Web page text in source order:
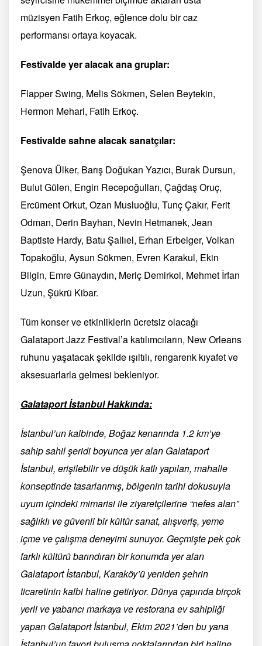
müzisyen Fatih Erkoç, eğlence dolu bir caz
performansı ortaya koyacak.
Festivalde yer alacak ana gruplar:
Flapper Swing, Melis Sökmen, Selen Beytekin,
Hermon Mehari, Fatih Erkoç.
Festivalde sahne alacak sanatçılar:
Şenova Ülker, Barış Doğukan Yazıcı, Burak Dursun,
Bulut Gülen, Engin Recepoğulları, Çağdaş Oruç,
Ercüment Orkut, Ozan Musluoğlu, Tunç Çakır, Ferit
Odman, Derin Bayhan, Nevin Hetmanek, Jean
Baptiste Hardy, Batu Şallıel, Erhan Erbelger, Volkan
Topakoğlu, Aysun Sökmen, Evren Karakul, Ekin
Bilgin, Emre Günaydın, Meriç Demirkol, Mehmet İrfan
Uzun, Şükrü Kibar.
Tüm konser ve etkinliklerin ücretsiz olacağı
Galataport Jazz Festival’a katılımcıların, New Orleans
ruhunu yaşatacak şekilde ışıltılı, rengarenk kıyafet ve
aksesuarlarla gelmesi bekleniyor.
Galataport İstanbul Hakkında:
İstanbul’un kalbinde, Boğaz kenarında 1.2 km’ye
sahip sahil şeridi boyunca yer alan Galataport
İstanbul, erişilebilir ve düşük katlı yapıları, mahalle
konseptinde tasarlanmış, bölgenin tarihi dokusuyla
uyum içindeki mimarisi ile ziyaretçilerine “nefes alan”
sağlıklı ve güvenli bir kültür sanat, alışveriş, yeme
içme ve çalışma deneyimi sunuyor. Geçmişte pek çok
farklı kültürü barındıran bir konumda yer alan
Galataport İstanbul, Karaköy’ü yeniden şehrin
ticaretinin kalbi haline getiriyor. Dünya çapında birçok
yerli ve yabancı markaya ve restorana ev sahipliği
yapan Galataport İstanbul, Ekim 2021’den bu yana